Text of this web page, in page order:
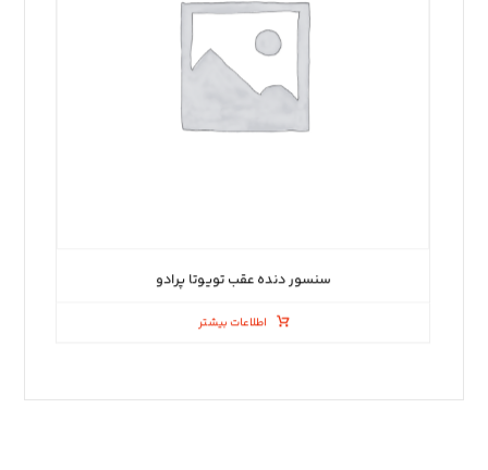
سنسور دنده عقب تویوتا پرادو
اطلاعات بیشتر